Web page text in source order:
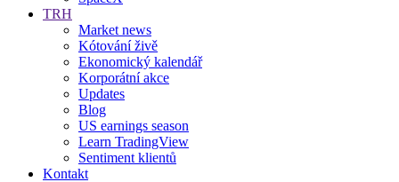
TRH
Market news
Kótování živě
Ekonomický kalendář
Korporátní akce
Updates
Blog
US earnings season
Learn TradingView
Sentiment klientů
Kontakt